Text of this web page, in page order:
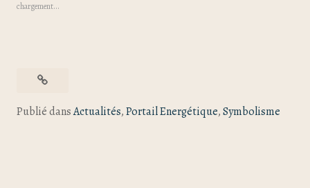
chargement…
Publié dansActualités,Portail Energétique,Symbolisme